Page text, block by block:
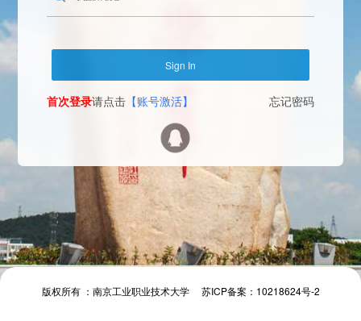
首次登录请点击 【账号激活】 忘记密码
Send verification code
The camera will be turned on soon. Please pay attention to your privacy
微信扫一扫
首次登录请点击【账号激活】 忘记密码
版权所有 ：南京工业职业技术大学 苏ICP备案：10218624号-2